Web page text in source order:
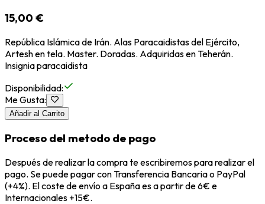
15,00 €
República Islámica de Irán. Alas Paracaidistas del Ejército,
Artesh en tela. Master. Doradas. Adquiridas en Teherán.
Insignia paracaidista
Disponibilidad:
Me Gusta:
Añadir al Carrito
Proceso del metodo de pago
Después de realizar la compra te escribiremos para realizar el
pago. Se puede pagar con Transferencia Bancaria o PayPal
(+4%). El coste de envío a España es a partir de 6€ e
Internacionales +15€.